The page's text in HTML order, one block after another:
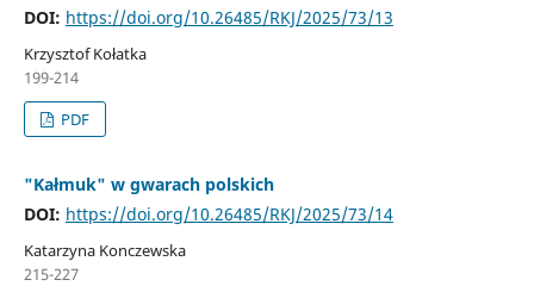
DOI: https://doi.org/10.26485/RKJ/2025/73/13
Krzysztof Kołatka
199-214
PDF
"Kałmuk" w gwarach polskich
DOI: https://doi.org/10.26485/RKJ/2025/73/14
Katarzyna Konczewska
215-227